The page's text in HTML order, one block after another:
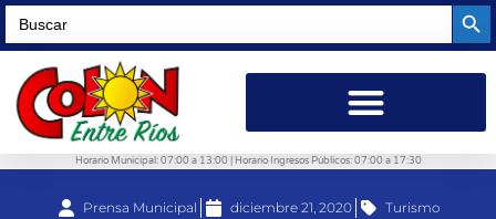
Search
for:
Horario Municipal: 07:00 a 13:00 | Horario Ingresos Públicos: 07:00 a 17:30
Prensa Municipal diciembre 21, 2020 Turismo